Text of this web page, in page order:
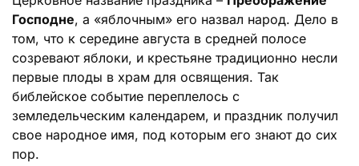
Господне, а «яблочным» его назвал народ. Дело в
том, что к середине августа в средней полосе
созревают яблоки, и крестьяне традиционно несли
первые плоды в храм для освящения. Так
библейское событие переплелось с
земледельческим календарем, и праздник получил
свое народное имя, под которым его знают до сих
пор.